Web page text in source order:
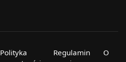
Polityka
Regulamin
O